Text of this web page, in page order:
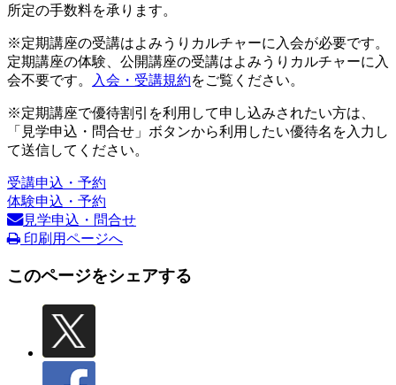
所定の手数料を承ります。
※定期講座の受講はよみうりカルチャーに入会が必要です。
定期講座の体験、公開講座の受講はよみうりカルチャーに入
会不要です。
入会・受講規約をご覧ください。
※定期講座で優待割引を利用して申し込みされたい方は、
「見学申込・問合せ」ボタンから利用したい優待名を入力し
て送信してください。
受講申込・予約
体験申込・予約
見学申込・問合せ
印刷用ページへ
このページをシェアする